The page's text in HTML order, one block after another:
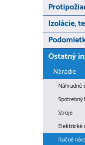
Izolácie,
Ostatný
Náradie
Náhradné
Spotrebný
Stroje
Elektrické
Ručné